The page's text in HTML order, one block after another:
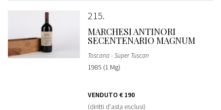
215
MARCHESI ANTINORI
SECENTENARIO MAGNUM
Toscana - Super Tuscan
1985 (1 Mg)
VENDUTO € 190
(diritti d'asta esclusi)